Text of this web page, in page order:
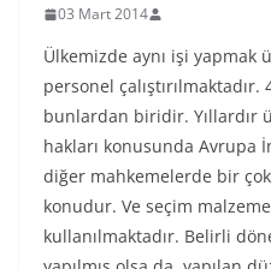
03 Mart 2014
Ülkemizde aynı işi yapmak
personel
bunlardan biridir. Yıllardır
hakları konusunda Avrupa
diğer mahkemelerde bir çok
konudur. Ve seçim
kullanılmaktadır. Belirli